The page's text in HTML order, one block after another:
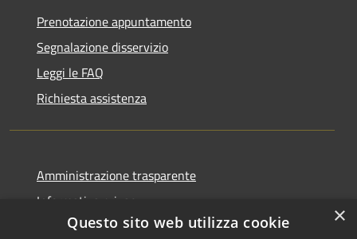
Prenotazione appuntamento
Segnalazione disservizio
Leggi le FAQ
Richiesta assistenza
Amministrazione trasparente
Informativa privacy
Note legali
×
Questo sito web utilizza cookie